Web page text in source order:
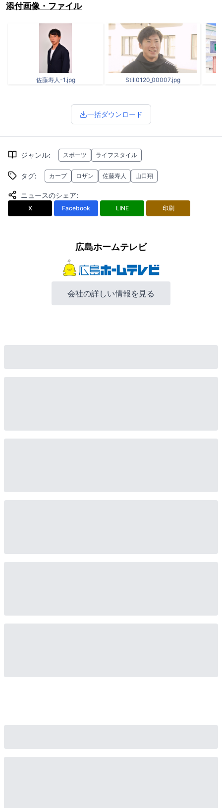
添付画像・ファイル
佐藤寿人-1.jpg Still0120_00007.jpg
一括ダウンロード
ジャンル: スポーツ ライフスタイル
タグ: カープ ロザン 佐藤寿人 山口翔
ニュースのシェア:
X Facebook LINE 印刷
広島ホームテレビ
会社の詳しい情報を見る